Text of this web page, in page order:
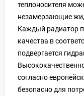
теплоносителя
незамерзающие
Каждый радиатор
качества в
подвергается
согласно
безопасно для